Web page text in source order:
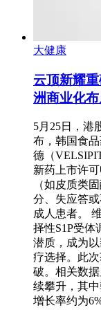
大健康
云顶新耀
洲商业化
5月25日，港
布，韩国食
德（
新药上市许
（如皮质类
分、失应答
成人患者。
择性S1P受体
潜质，成为
疗选择。此
破。相关数
续攀升，其
增长率约为